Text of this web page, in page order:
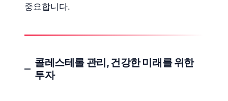
중요합니다.
콜레스테롤 관리, 건강한 미래를 위한
투자